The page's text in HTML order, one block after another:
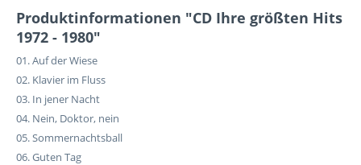
Produktinformationen "CD Ihre größten Hits
1972 - 1980"
01. Auf der Wiese
02. Klavier im Fluss
03. In jener Nacht
04. Nein, Doktor, nein
05. Sommernachtsball
06. Guten Tag